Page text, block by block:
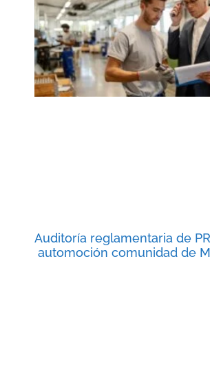
Auditoría reglamentaria de
automoción comunidad de